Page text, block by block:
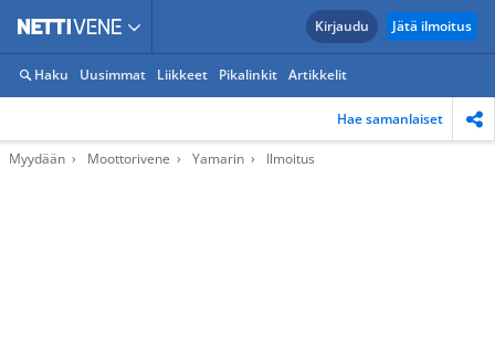
Kirjaudu Jätä ilmoitus
Haku Uusimmat Liikkeet Pikalinkit Artikkelit
Hae samanlaiset
Myydään Moottorivene Yamarin Ilmoitus